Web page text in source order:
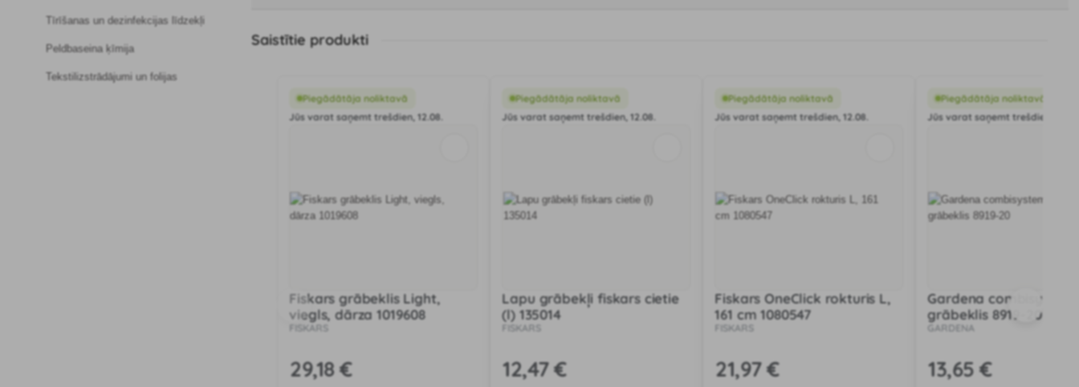
Tīrīšanas un dezinfekcijas līdzekļi
Peldbaseina ķīmija
Tekstilizstrādājumi un folijas
Saistītie produkti
Piegādātāja noliktavā
Jūs varat saņemt trešdien, 12.08.
Fiskars grābeklis Light,
viegls, dārza 1019608
FISKARS
29,18 €
Piegādātāja noliktavā
Jūs varat saņemt trešdien, 12.08.
Lapu grābekļi fiskars cietie
(l) 135014
FISKARS
12,47 €
Piegādātāja noliktavā
Jūs varat saņemt trešdien, 12.08.
Fiskars OneClick rokturis L,
161 cm 1080547
FISKARS
21,97 €
Piegādātāja noliktavā
Jūs varat saņemt trešdien,
Gardena combisystem
grābeklis 8919-20
GARDENA
13,65 €